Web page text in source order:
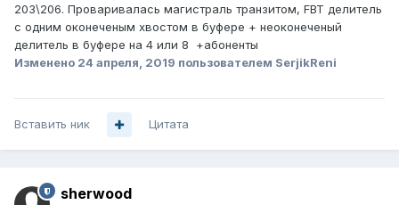
203\206. Проваривалась магистраль транзитом, FBT делитель
с одним оконеченым хвостом в буфере + неоконеченый
делитель в буфере на 4 или 8 +абоненты
Изменено 24 апреля, 2019 пользователем SerjikReni
Вставить ник Цитата
sherwood